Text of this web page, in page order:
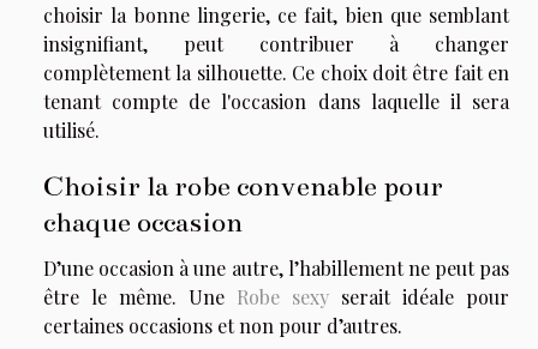
choisir la bonne lingerie, ce fait, bien que semblant
insignifiant, peut contribuer à changer
complètement la silhouette. Ce choix doit être fait en
tenant compte de l'occasion dans laquelle il sera
utilisé.
Choisir la robe convenable pour
chaque occasion
D’une occasion à une autre, l’habillement ne peut pas
être le même. Une Robe sexy serait idéale pour
certaines occasions et non pour d’autres.